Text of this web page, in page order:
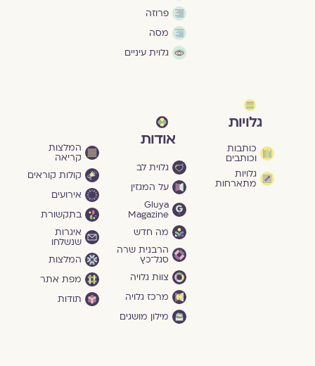
פרוזה
מסה
גלוית עיניים
גלויות
כותבות
וכותבים
גלויות
מתארחות
אודות
גלוית לב
על המגזין
Gluya
Magazine
מה חדש
הרבנית שרה
סגל־כץ
צוות גלויה
מרכז גלויה
מילון מושגים
המלצות
קריאה
קולות קוראים
אירועים
בתקשורת
איגרות
שנשלחו
המלצות
מפת אתר
תודות